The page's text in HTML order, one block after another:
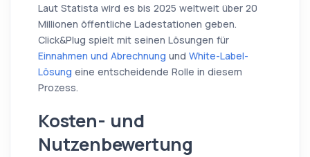
Laut Statista wird es bis 2025 weltweit über 20
Millionen öffentliche Ladestationen geben.
Click&Plug spielt mit seinen Lösungen für
Einnahmen und Abrechnung und White-Label-
Lösung eine entscheidende Rolle in diesem
Prozess.
Kosten- und
Nutzenbewertung